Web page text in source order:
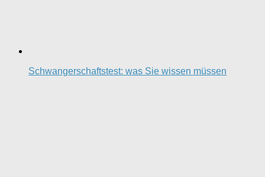
Schwangerschaftstest: was Sie wissen müssen